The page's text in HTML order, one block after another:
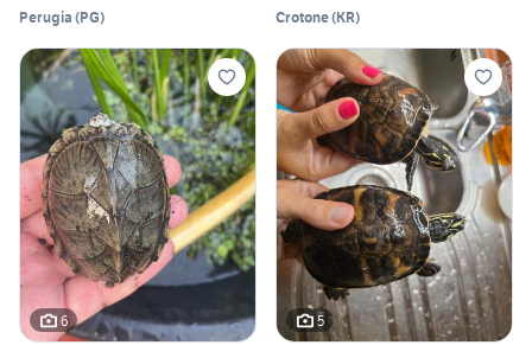
Perugia (PG) Crotone(KR)
6 5